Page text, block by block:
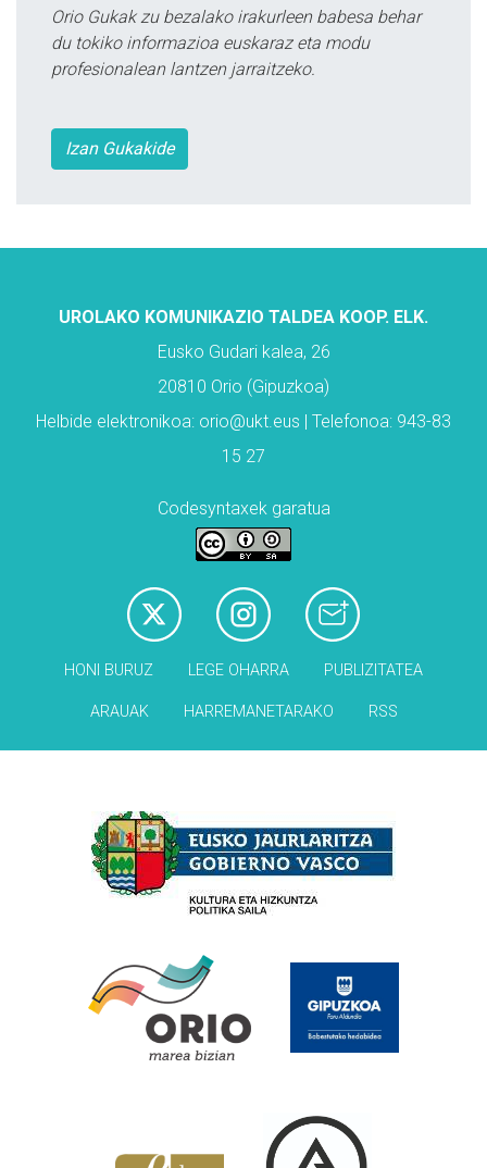
Orio Gukak zu bezalako irakurleen babesa behar
du tokiko informazioa euskaraz eta modu
profesionalean lantzen jarraitzeko.
Izan Gukakide
UROLAKO KOMUNIKAZIO TALDEA KOOP. ELK.
Eusko Gudari kalea, 26
20810 Orio (Gipuzkoa)
Helbide elektronikoa: orio@ukt.eus | Telefonoa: 943-83
15 27
Codesyntaxek garatua
HONI BURUZ LEGE OHARRA PUBLIZITATEA
ARAUAK HARREMANETARAKO RSS